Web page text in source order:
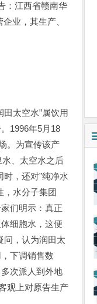
：江西省赣南华
业，其生产、
太空水”属饮用
1996年5月18
。为宣传该产
、太空水之后
，还对”纯净水
，水分子集团
们明示：真正
细胞水，这便
问，认为润田太
下调销售数
次派人到外地
观上对原告生产